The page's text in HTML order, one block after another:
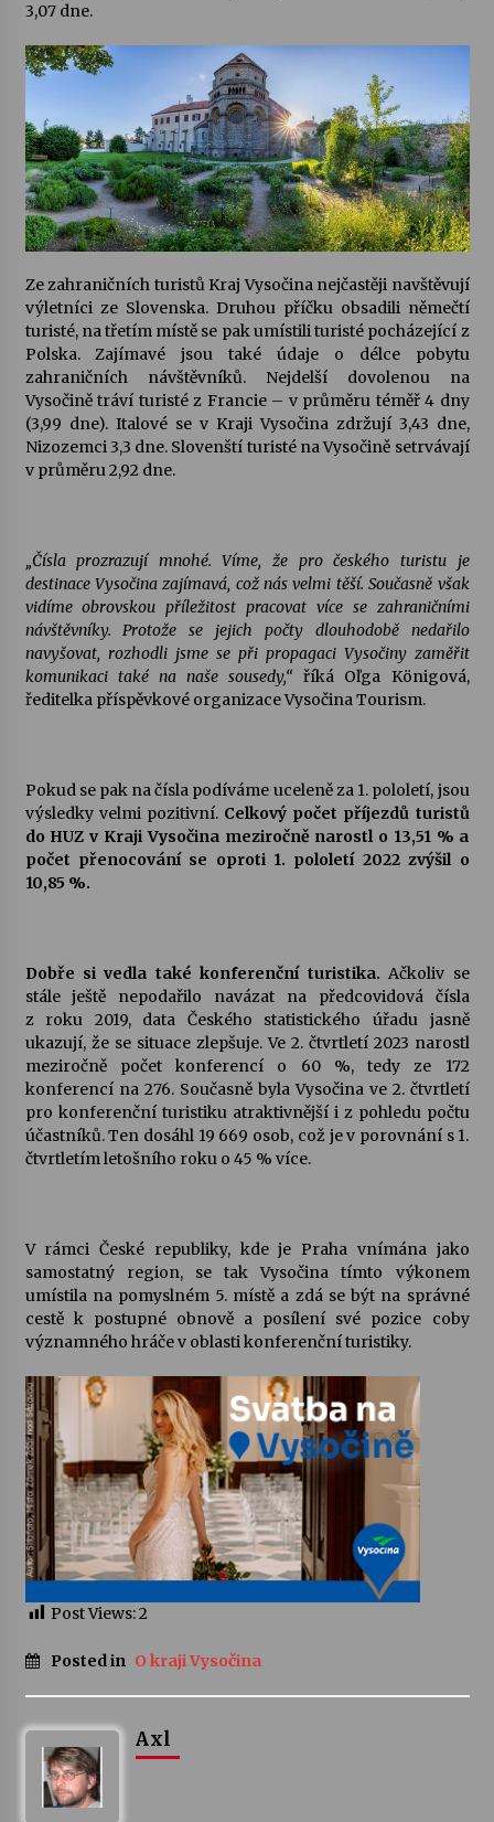
Vysočinka
17. 7. 2026
Ozvěny prázdnin
14. 7. 2026
Za kulturou kousek za Humpolec. V Želivě ožije
odkaz Josefa Čapka
13. 7. 2026
Varhanní recitál Michala Novenka v Klášteře
Želiv
3. 7. 2026
3,07 dne.
Ze zahraničních turistů Kraj Vysočina nejčastěji navštěvují
výletníci ze Slovenska. Druhou příčku obsadili němečtí
turisté, na třetím místě se pak umístili turisté pocházející z
Polska. Zajímavé jsou také údaje o délce pobytu
zahraničních návštěvníků. Nejdelší dovolenou na
Vysočině tráví turisté z Francie – v průměru téměř 4 dny
(3,99 dne). Italové se v Kraji Vysočina zdržují 3,43 dne,
Nizozemci 3,3 dne. Slovenští turisté na Vysočině setrvávají
v průměru 2,92 dne.
„Čísla prozrazují mnohé. Víme, že pro českého turistu je
destinace Vysočina zajímavá, což nás velmi těší. Současně však
vidíme obrovskou příležitost pracovat více se zahraničními
návštěvníky. Protože se jejich počty dlouhodobě nedařilo
navyšovat, rozhodli jsme se při propagaci Vysočiny zaměřit
komunikaci také na naše sousedy,“ říká Oľga Königová,
ředitelka příspěvkové organizace Vysočina Tourism.
Pokud se pak na čísla podíváme uceleně za 1. pololetí, jsou
výsledky velmi pozitivní. Celkový počet příjezdů turistů
do HUZ v Kraji Vysočina meziročně narostl o 13,51 % a
počet přenocování se oproti 1. pololetí 2022 zvýšil o
10,85 %.
Dobře si vedla také konferenční turistika. Ačkoliv se
stále ještě nepodařilo navázat na předcovidová čísla
z roku 2019, data Českého statistického úřadu jasně
ukazují, že se situace zlepšuje. Ve 2. čtvrtletí 2023 narostl
meziročně počet konferencí o 60 %, tedy ze 172
konferencí na 276. Současně byla Vysočina ve 2. čtvrtletí
pro konferenční turistiku atraktivnější i z pohledu počtu
účastníků. Ten dosáhl 19 669 osob, což je v porovnání s 1.
čtvrtletím letošního roku o 45 % více.
V rámci České republiky, kde je Praha vnímána jako
samostatný region, se tak Vysočina tímto výkonem
umístila na pomyslném 5. místě a zdá se být na správné
cestě k postupné obnově a posílení své pozice coby
významného hráče v oblasti konferenční turistiky.
Post Views:2
Posted in O kraji Vysočina
Axl